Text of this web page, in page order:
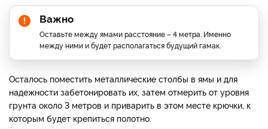
Важно
Оставьте между ямами расстояние – 4 метра. Именно
между ними и будет располагаться будущий гамак.
Осталось поместить металлические столбы в ямы и для
надежности забетонировать их, затем отмерить от уровня
грунта около 3 метров и приварить в этом месте крючки, к
которым будет крепиться полотно.